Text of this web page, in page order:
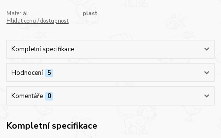
Materiál:
plast
Hlídat cenu / dostupnost
Kompletní specifikace
Hodnocení 5
Komentáře 0
Kompletní specifikace